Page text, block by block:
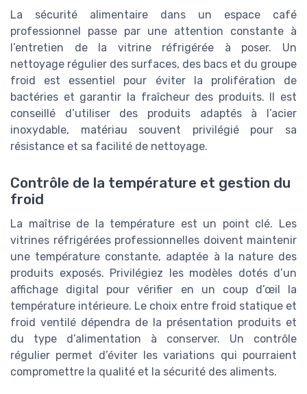
La sécurité alimentaire dans un espace café
professionnel passe par une attention constante à
l’entretien de la vitrine réfrigérée à poser. Un
nettoyage régulier des surfaces, des bacs et du groupe
froid est essentiel pour éviter la prolifération de
bactéries et garantir la fraîcheur des produits. Il est
conseillé d’utiliser des produits adaptés à l’acier
inoxydable, matériau souvent privilégié pour sa
résistance et sa facilité de nettoyage.
Contrôle de la température et gestion du
froid
La maîtrise de la température est un point clé. Les
vitrines réfrigérées professionnelles doivent maintenir
une température constante, adaptée à la nature des
produits exposés. Privilégiez les modèles dotés d’un
affichage digital pour vérifier en un coup d’œil la
température intérieure. Le choix entre froid statique et
froid ventilé dépendra de la présentation produits et
du type d’alimentation à conserver. Un contrôle
régulier permet d’éviter les variations qui pourraient
compromettre la qualité et la sécurité des aliments.